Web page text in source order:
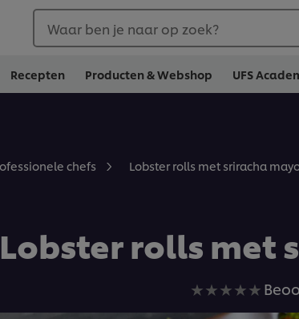
Waar ben je naar op zoek?
Recepten Producten & Webshop UFS
chefs Lobster rolls met sriracha
Lobster rolls met